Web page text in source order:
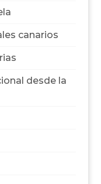
canarios
desde la